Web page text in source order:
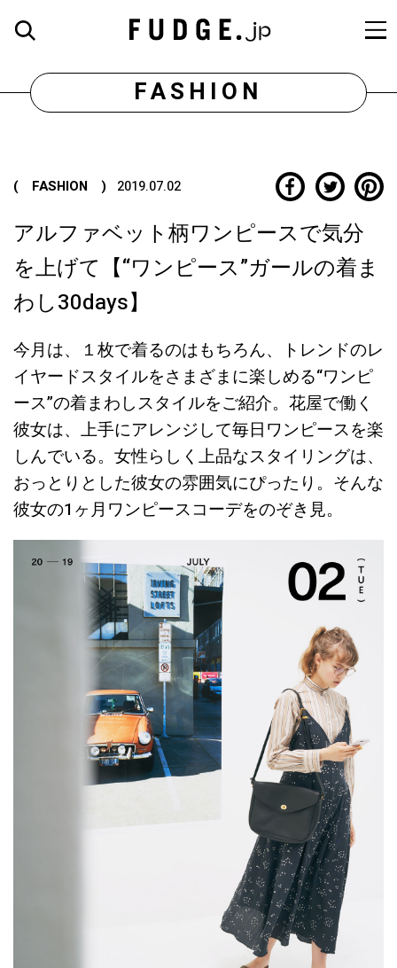
FASHION
( FASHION ) 2019.07.02
アルファベット柄ワンピースで気分
を上げて【“ワンピース”ガールの着ま
わし30days】
今月は、１枚で着るのはもちろん、トレンドのレ
イヤードスタイルをさまざまに楽しめる“ワンピ
ース”の着まわしスタイルをご紹介。花屋で働く
彼女は、上手にアレンジして毎日ワンピースを楽
しんでいる。女性らしく上品なスタイリングは、
おっとりとした彼女の雰囲気にぴったり。そんな
彼女の1ヶ月ワンピースコーデをのぞき見。